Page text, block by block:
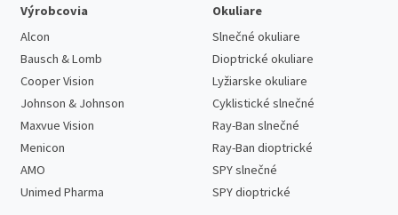
Výrobcovia
Alcon
Bausch & Lomb
Cooper Vision
Johnson & Johnson
Maxvue Vision
Menicon
AMO
Unimed Pharma
Okuliare
Slnečné okuliare
Dioptrické okuliare
Lyžiarske okuliare
Cyklistické slnečné
Ray-Ban slnečné
Ray-Ban dioptrické
SPY slnečné
SPY dioptrické